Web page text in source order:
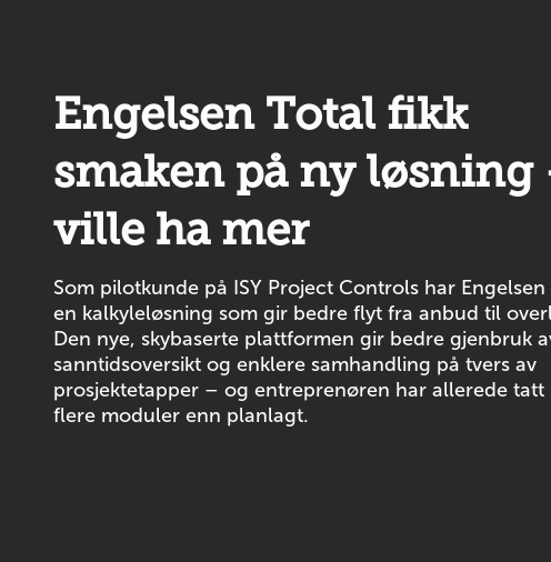
Engelsen Total fikk
smaken på ny løsning
ville ha mer
Som pilotkunde på ISY Project Controls har
en kalkyleløsning som gir bedre flyt fra anbud til
Den nye, skybaserte plattformen gir bedre gjenbruk
sanntidsoversikt og enklere samhandling på tvers av
prosjektetapper – og entreprenøren har allerede tatt
flere moduler enn planlagt.